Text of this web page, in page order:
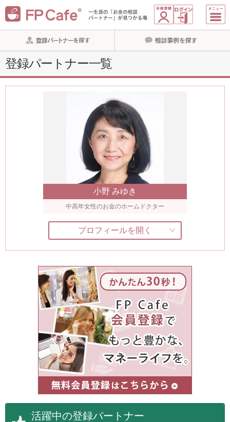
登録パートナー一覧
小野 みゆき
中高年女性のお金のホームドクター
プロフィールを開く
活躍中の登録パートナー